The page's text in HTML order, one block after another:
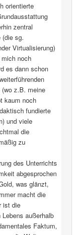
orientierte
zentral
(die sg.
Virtualisierung)
noch
es dann schon
z.B. meine
kaum noch
fundierte
und viele
die
zu
des Unterrichts
abgesprochen
was glänzt,
macht die
ist die
außerhalb
Faktum,